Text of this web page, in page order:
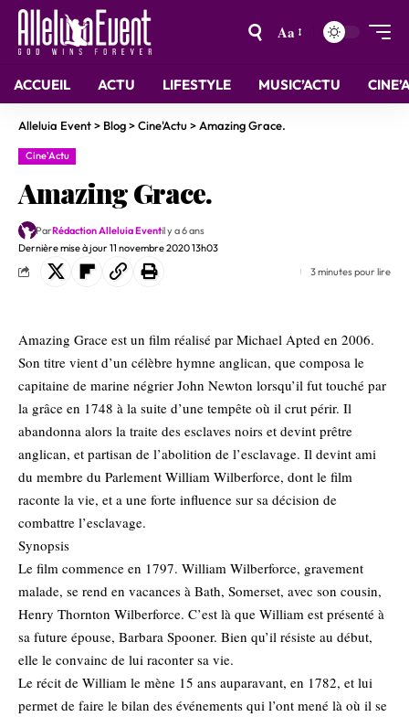
Aa
ACCUEIL ACTU LIFESTYLE MUSIC’ACTU
Alleluia Event> Blog>Cine'Actu > Amazing Grace.
Cine'Actu
Amazing Grace.
Dernière mise à jour 11 novembre 2020 13h03
ParRédaction Alleluia Eventil y a 6 ans
3 minutes pour lire
Amazing Grace est un film réalisé par Michael Apted en 2006.
Son titre vient d’un célèbre hymne anglican, que composa le
capitaine de marine négrier John Newton lorsqu’il fut touché par
la grâce en 1748 à la suite d’une tempête où il crut périr. Il
abandonna alors la traite des esclaves noirs et devint prêtre
anglican, et partisan de l’abolition de l’esclavage. Il devint ami
du membre du Parlement William Wilberforce, dont le film
raconte la vie, et a une forte influence sur sa décision de
combattre l’esclavage.
Synopsis
Le film commence en 1797. William Wilberforce, gravement
malade, se rend en vacances à Bath, Somerset, avec son cousin,
Henry Thornton Wilberforce. C’est là que William est présenté à
sa future épouse, Barbara Spooner. Bien qu’il résiste au début,
elle le convainc de lui raconter sa vie.
Le récit de William le mène 15 ans auparavant, en 1782, et lui
permet de faire le bilan des événements qui l’ont mené là où il se